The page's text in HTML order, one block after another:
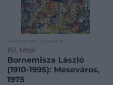
FESTMÉNY, GRAFIKA
151. tétel:
Bornemisza László
(1910-1995): Meseváros,
1975